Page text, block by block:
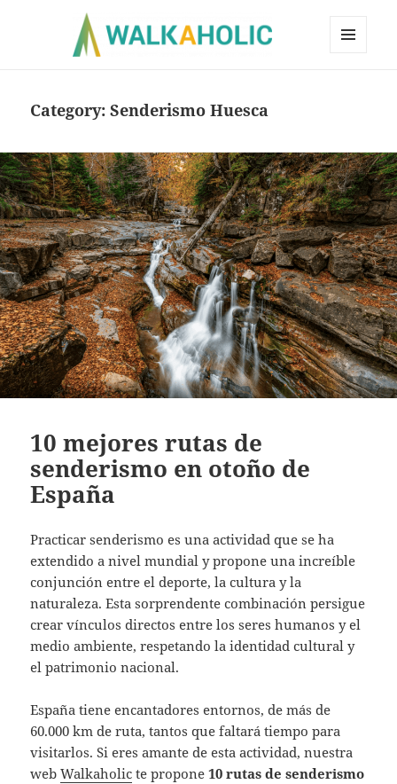
Category:Senderismo Huesca
10 mejores rutas de
senderismo en otoño de
España
Practicar senderismo es una actividad que se ha
extendido a nivel mundial y propone una increíble
conjunción entre el deporte, la cultura y la
naturaleza. Esta sorprendente combinación persigue
crear vínculos directos entre los seres humanos y el
medio ambiente, respetando la identidad cultural y
el patrimonio nacional.
España tiene encantadores entornos, de más de
60.000 km de ruta, tantos que faltará tiempo para
visitarlos. Si eres amante de esta actividad, nuestra
webWalkaholic te propone10 rutas de senderismo